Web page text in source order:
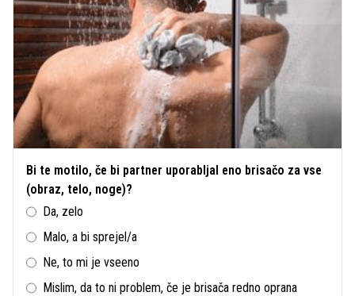
Bi te motilo, če bi partner uporabljal eno brisačo za vse
(obraz, telo, noge)?
Da, zelo
Malo, a bi sprejel/a
Ne, to mi je vseeno
Mislim, da to ni problem, če je brisača redno oprana